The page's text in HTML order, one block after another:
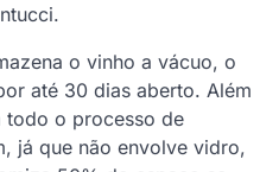
o vinho a vácuo, o
até 30 dias aberto. Além
todo o processo de
já que não envolve vidro,